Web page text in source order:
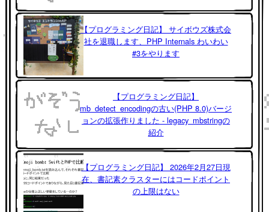
【プログラミング日記】 サイボウズ株式会
社を退職します、PHP Internals わいわい
#3をやります
【プログラミング日記】
mb_detect_encodingの古い(PHP 8.0)バージ
ョンの拡張作りました - legacy_mbstringの
紹介
【プログラミング日記】 2026年2月27日現
在、書記素クラスターにはコードポイント
の上限はない